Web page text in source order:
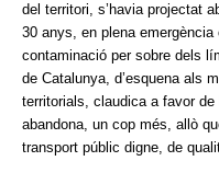
del territori, s’havia projectat
30 anys, en plena
contaminació per sobre dels
de Catalunya, d’esquena als
territorials, claudica a favor
abandona, un cop més, allò
transport públic digne, de